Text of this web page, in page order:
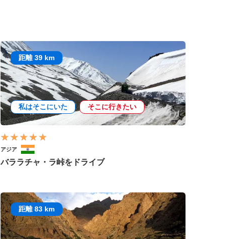
距離 39 km
私はそこにいた そこに行きたい
アジア
バララチャ・ラ峠をドライブ
距離 83 km